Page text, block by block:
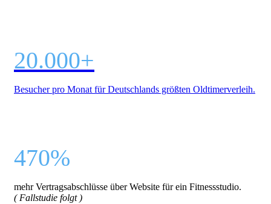
20.000+
Besucher pro Monat für Deutschlands größten Oldtimerverleih.
470%
mehr Vertragsabschlüsse über Website für ein Fitnessstudio.
( Fallstudie folgt )